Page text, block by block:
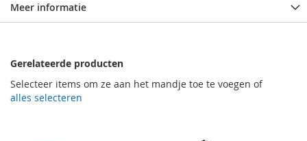
Meer informatie
Gerelateerde producten
Selecteer items om ze aan het mandje toe te voegen of
alles selecteren